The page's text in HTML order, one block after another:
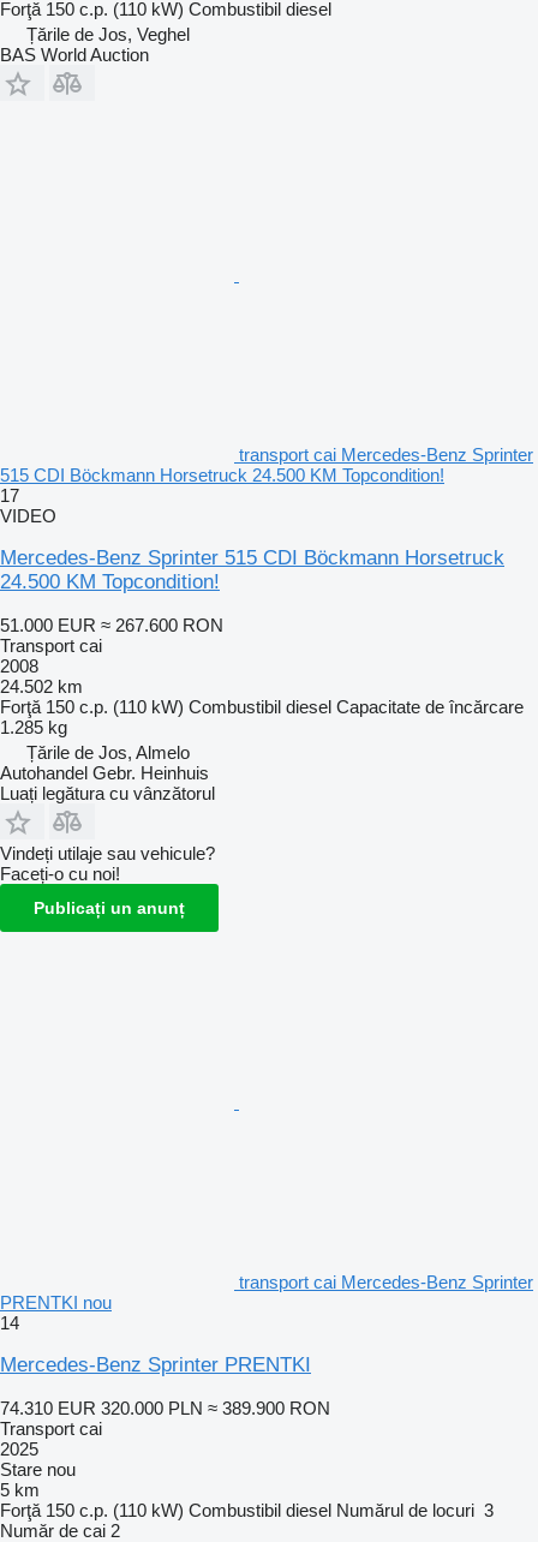
Forţă 150 c.p. (110 kW) Combustibil diesel
Țările de Jos, Veghel
BAS World Auction
transport cai Mercedes-Benz Sprinter
515 CDI Böckmann Horsetruck 24.500 KM Topcondition!
17
VIDEO
Mercedes-Benz Sprinter 515 CDI Böckmann Horsetruck
24.500 KM Topcondition!
51.000 EUR ≈ 267.600 RON
Transport cai
2008
24.502 km
Forţă 150 c.p. (110 kW) Combustibil diesel Capacitate de încărcare
1.285 kg
Țările de Jos, Almelo
Autohandel Gebr. Heinhuis
Luați legătura cu vânzătorul
Vindeți utilaje sau vehicule?
Faceți-o cu noi!
Publicați un anunț
transport cai Mercedes-Benz Sprinter
PRENTKI nou
14
Mercedes-Benz Sprinter PRENTKI
74.310 EUR 320.000 PLN ≈ 389.900 RON
Transport cai
2025
Stare nou
5 km
Forţă 150 c.p. (110 kW) Combustibil diesel Numărul de locuri 3
Număr de cai 2